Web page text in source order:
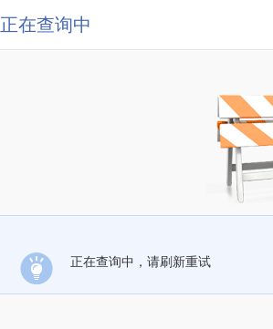
正在查询中
正在查询中，请刷新重试